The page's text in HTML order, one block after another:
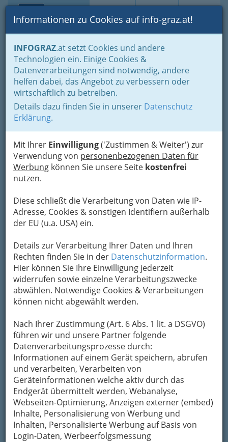
Suche Login Toggle
Informationen zu Cookies auf info-graz.at!
INFOGRAZ.at setzt Cookies und andere
Technologien ein. Einige Cookies &
Datenverarbeitungen sind notwendig, andere
helfen dabei, das Angebot zu verbessern oder
wirtschaftlich zu betreiben.
Details dazu finden Sie in unserer Datenschutz
Erklärung.
Mit Ihrer Einwilligung('Zustimmen & Weiter') zur
Verwendung von personenbezogenen Daten für
Werbung können Sie unsere Seite kostenfrei
nutzen.
Diese schließt die Verarbeitung von Daten wie IP-
Adresse, Cookies & sonstigen Identifiern außerhalb
der EU (u.a. USA) ein.
Details zur Verarbeitung Ihrer Daten und Ihren
Rechten finden Sie in der Datenschutzinformation.
Hier können Sie Ihre Einwilligung jederzeit
widerrufen sowie einzelne Verarbeitungszwecke
abwählen. Notwendige Cookies & Verarbeitungen
können nicht abgewählt werden.
Nach Ihrer Zustimmung (Art. 6 Abs. 1 lit. a DSGVO)
führen wir und unsere Partner folgende
Datenverarbeitungsprozesse durch:
Informationen auf einem Gerät speichern, abrufen
und verarbeiten, Verarbeiten von
Geräteinformationen welche aktiv durch das
Endgerät übermittelt werden, Webanalyse,
Webseiten-Optimierung, Anzeigen externer (embed)
Inhalte, Personalisierung von Werbung und
Inhalten, Personalisierte Werbung auf Basis von
Login-Daten, Werbeerfolgsmessung
Home Branchen
Gewerbe, Handwerk, Banken
Gewerbe & Handwerk, Gliederung der WKO
Innung der ‚Sanitärtechniker Heizungstechniker und
Lüftungstechniker‘
Service, Wartung und Überprüfung von Öl- und Gasbrennern
Dipl.Ing. Anton Hofstätter -
Heiz-Hofstätter
Wiener Straße 10, 8020 Graz
+43 316 715 656
+43 316 715 656 - 44
Karte
Kontaktaufnahme
Um die Info-Graz Firmenvor Spam-Mails zu
bewahren, verwenden wir an dieser Stelle zur
Formular. Ihre Nachricht wird nach dem
Absenden umgehend per Mail an das
Unternehmen Dipl.Ing. Anton Hofstätter - Heiz-
Hofstätter weitergeleitet.
Mein Name
Meine Email Adresse